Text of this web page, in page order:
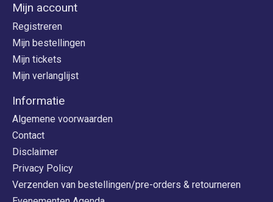
Mijn account
Registreren
Mijn bestellingen
Mijn tickets
Mijn verlanglijst
Informatie
Algemene voorwaarden
Contact
Disclaimer
Privacy Policy
Verzenden van bestellingen/pre-orders & retourneren